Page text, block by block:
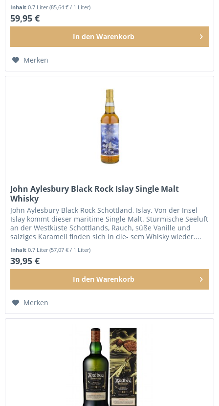
Inhalt0.7 Liter(85,64 € / 1 Liter)
59,95 €
In den Warenkorb
Merken
John Aylesbury Black Rock Islay Single Malt
Whisky
John Aylesbury Black Rock Schottland, Islay. Von der Insel
Islay kommt dieser maritime Single Malt. Stürmische Seeluft
an der Westküste Schottlands, Rauch, süße Vanille und
salziges Karamell finden sich in die- sem Whisky wieder....
Inhalt0.7 Liter(57,07 € / 1 Liter)
39,95 €
In den Warenkorb
Merken